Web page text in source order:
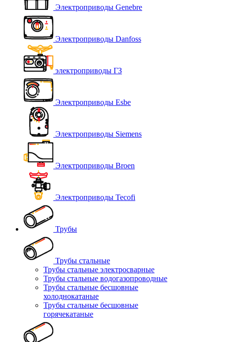
Электроприводы Genebre
Электроприводы Danfoss
электроприводы ГЗ
Электроприводы Esbe
Электроприводы Siemens
Электроприводы Broen
Электроприводы Tecofi
Трубы
Трубы стальные
Трубы стальные электросварные
Трубы стальные водогазопроводные
Трубы стальные бесшовные
холоднокатаные
Трубы стальные бесшовные
горячекатаные